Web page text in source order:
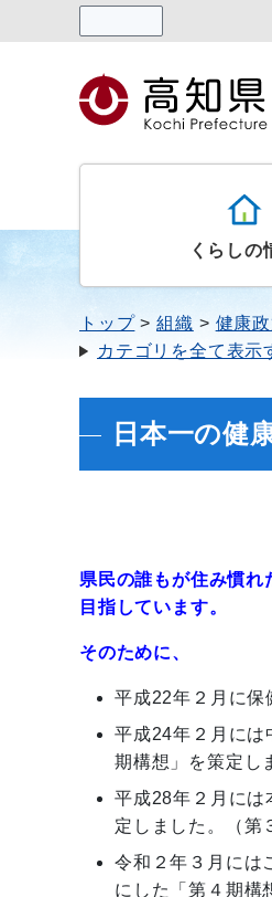
くらしの
トップ 組織 健康
カテゴリを全て表示
日本一の健
県民の誰もが住み慣
目指しています。
そのために、
平成22年２月に保
平成24年２月には
期構想」を策定し
平成28年２月には
定しました。（第
令和２年３月には
にした「第４期構